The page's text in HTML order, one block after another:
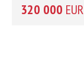
320 000 EUR